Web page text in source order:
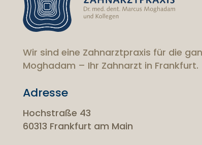
Wir sind eine Zahnarztpraxis für die
Moghadam – Ihr Zahnarzt in Frankfurt.
Adresse
Hochstraße 43
60313 Frankfurt am Main